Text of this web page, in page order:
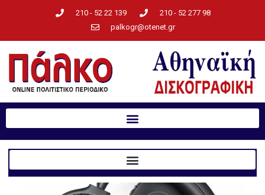
210 - 52 22 139
210 - 52 277 98
palkogr@otenet.gr